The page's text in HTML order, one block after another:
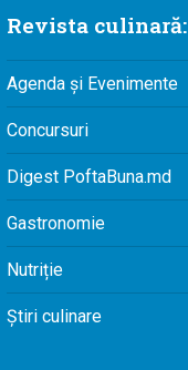
Revista culinară:
Agenda și Evenimente
Concursuri
Digest PoftaBuna.md
Gastronomie
Nutriție
Știri culinare